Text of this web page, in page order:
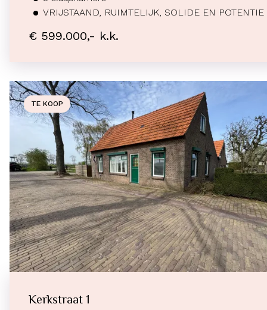
VRIJSTAAND, RUIMTELIJK, SOLIDE EN POTENTIE
€ 599.000,- k.k.
TE KOOP
Kerkstraat 1